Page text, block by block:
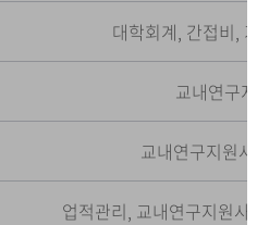
대학회계, 간접비,
교내연구
교내연구지원
업적관리, 교내연구지원